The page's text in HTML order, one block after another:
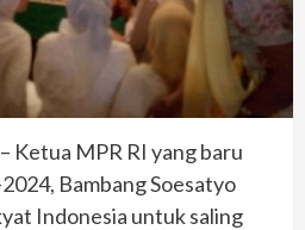
Ketua MPR RI yang baru
Bambang Soesatyo
Indonesia untuk saling